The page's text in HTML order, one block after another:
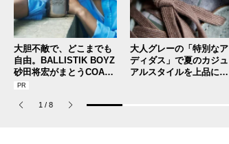
大胆不敵で、どこまでも
自由。BALLISTIK BOYZ
砂田将宏がまとうCOACH
の新作フレグランス「コ
パルファム」
大人グレーの「特別なア
ディダス」で夏のカジュ
アルスタイルを上品に！
1 / 8